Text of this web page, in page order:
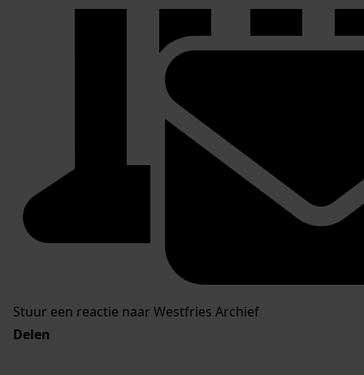
Stuur een reactie naar Westfries Archief
Delen